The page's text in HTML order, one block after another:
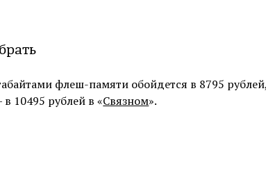
флеш-памяти обойдется в 8795
10495 рублей в «Связном».